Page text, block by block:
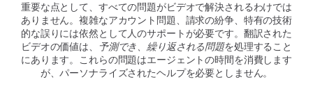
重要な点として、すべての問題がビデオで解決されるわけでは
ありません。複雑なアカウント問題、請求の紛争、特有の技術
的な誤りには依然として人のサポートが必要です。翻訳された
ビデオの価値は、
予測でき、繰り返される問題を処理すること
にあります。これらの問題はエージェントの時間を消費します
が、パーソナライズされたヘルプを必要としません。